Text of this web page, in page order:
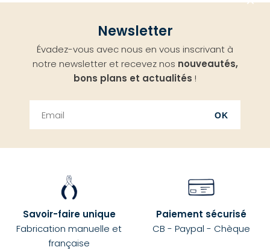
Newsletter
Évadez-vous avec nous en vous inscrivant à
notre newsletter et recevez nos nouveautés,
bons plans et actualités !
OK
Savoir-faire unique
Fabrication manuelle et
française
Paiement sécurisé
CB - Paypal - Chèque